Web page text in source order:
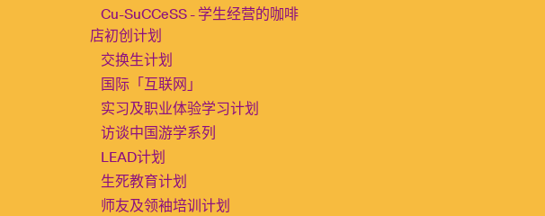
Cu-SuCCeSS - 学生经营的咖啡
店初创计划
交换生计划
国际「互联网」
实习及职业体验学习计划
访谈中国游学系列
LEAD计划
生死教育计划
师友及领袖培训计划